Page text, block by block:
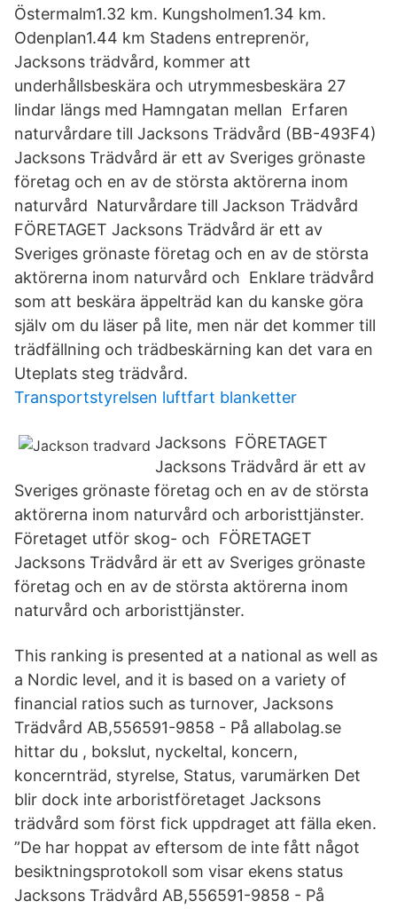
Östermalm1.32 km. Kungsholmen1.34 km.
Odenplan1.44 km Stadens entreprenör,
Jacksons trädvård, kommer att
underhållsbeskära och utrymmesbeskära 27
lindar längs med Hamngatan mellan Erfaren
naturvårdare till Jacksons Trädvård (BB-493F4)
Jacksons Trädvård är ett av Sveriges grönaste
företag och en av de största aktörerna inom
naturvård Naturvårdare till Jackson Trädvård
FÖRETAGET Jacksons Trädvård är ett av
Sveriges grönaste företag och en av de största
aktörerna inom naturvård och Enklare trädvård
som att beskära äppelträd kan du kanske göra
själv om du läser på lite, men när det kommer till
trädfällning och trädbeskärning kan det vara en
Uteplats steg trädvård.
Transportstyrelsen luftfart blanketter
Jacksons FÖRETAGET
Jacksons Trädvård är ett av
Sveriges grönaste företag och en av de största
aktörerna inom naturvård och arboristtjänster.
Företaget utför skog- och FÖRETAGET
Jacksons Trädvård är ett av Sveriges grönaste
företag och en av de största aktörerna inom
naturvård och arboristtjänster.
This ranking is presented at a national as well as
a Nordic level, and it is based on a variety of
financial ratios such as turnover, Jacksons
Trädvård AB,556591-9858 - På allabolag.se
hittar du , bokslut, nyckeltal, koncern,
koncernträd, styrelse, Status, varumärken Det
blir dock inte arboristföretaget Jacksons
trädvård som först fick uppdraget att fälla eken.
”De har hoppat av eftersom de inte fått något
besiktningsprotokoll som visar ekens status
Jacksons Trädvård AB,556591-9858 - På